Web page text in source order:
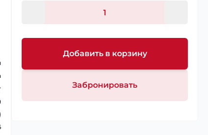
Добавить в корзину
Забронировать